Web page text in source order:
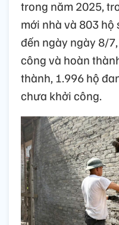
trong năm 2025,
mới nhà và 803 hộ
đến ngày ngày 8/
công và hoàn
thành, 1.996 hộ
chưa khởi công.